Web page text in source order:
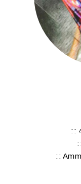
::
::